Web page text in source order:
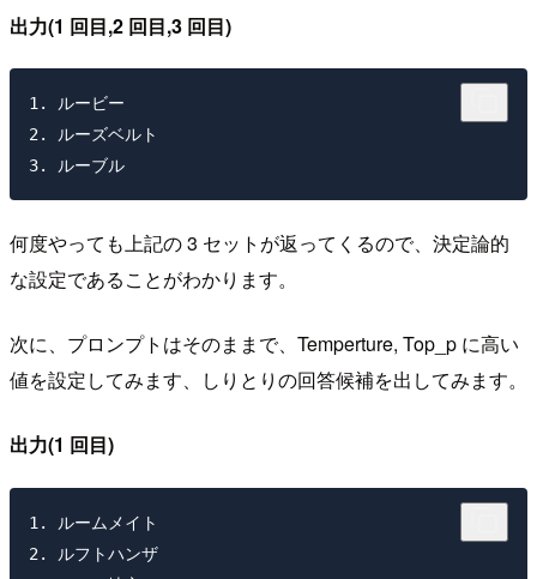
出力(1 回目,2 回目,3 回目)
1. ルービー
2. ルーズベルト
何度やっても上記の 3 セットが返ってくるので、決定論的
な設定であることがわかります。
次に、プロンプトはそのままで、Temperture, Top_p に高い
値を設定してみます、しりとりの回答候補を出してみます。
出力(1 回目)
1. ルームメイト
2. ルフトハンザ